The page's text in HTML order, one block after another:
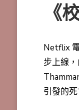
《
Netflix
步上線
引發的